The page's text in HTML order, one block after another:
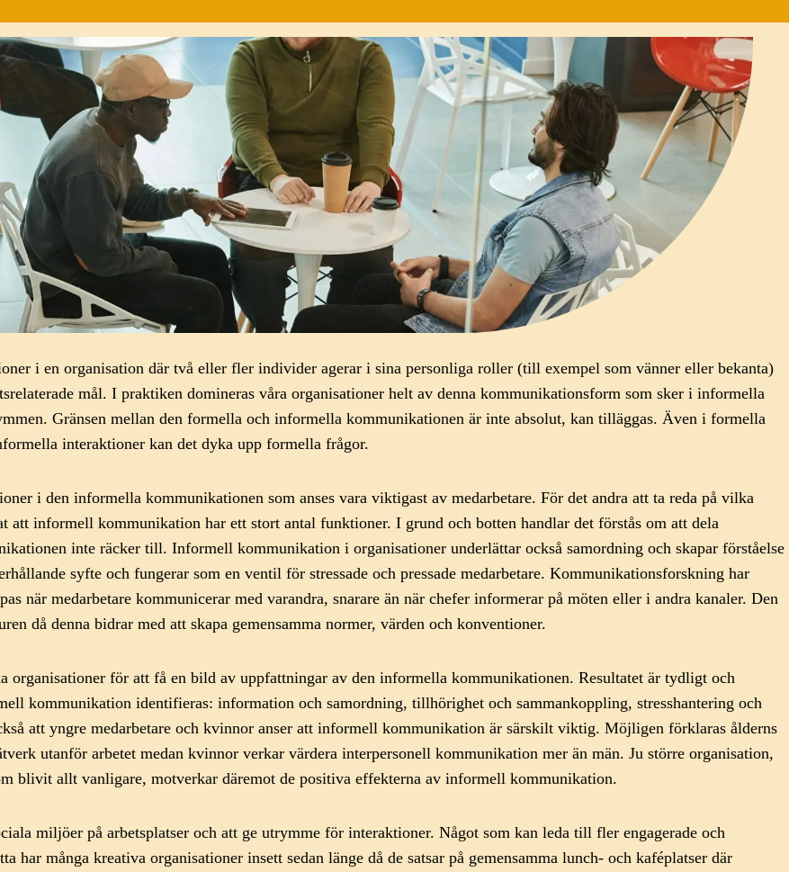
i en organisation där två eller fler individer agerar i sina personliga roller (till exempel som vänner eller bekanta)
mål. I praktiken domineras våra organisationer helt av denna kommunikationsform som sker i informella
Gränsen mellan den formella och informella kommunikationen är inte absolut, kan tilläggas. Även i formella
interaktioner kan det dyka upp formella frågor.
i den informella kommunikationen som anses vara viktigast av medarbetare. För det andra att ta reda på vilka
att informell kommunikation har ett stort antal funktioner. I grund och botten handlar det förstås om att dela
inte räcker till. Informell kommunikation i organisationer underlättar också samordning och skapar förståelse
syfte och fungerar som en ventil för stressade och pressade medarbetare. Kommunikationsforskning har
när medarbetare kommunicerar med varandra, snarare än när chefer informerar på möten eller i andra kanaler. Den
då denna bidrar med att skapa gemensamma normer, värden och konventioner.
organisationer för att få en bild av uppfattningar av den informella kommunikationen. Resultatet är tydligt och
kommunikation identifieras: information och samordning, tillhörighet och sammankoppling, stresshantering och
att yngre medarbetare och kvinnor anser att informell kommunikation är särskilt viktig. Möjligen förklaras ålderns
utanför arbetet medan kvinnor verkar värdera interpersonell kommunikation mer än män. Ju större organisation,
blivit allt vanligare, motverkar däremot de positiva effekterna av informell kommunikation.
miljöer på arbetsplatser och att ge utrymme för interaktioner. Något som kan leda till fler engagerade och
har många kreativa organisationer insett sedan länge då de satsar på gemensamma lunch- och kaféplatser där